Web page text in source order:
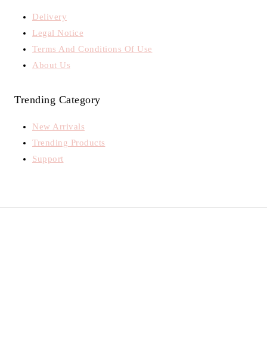
Delivery
Legal Notice
Terms And Conditions Of Use
About Us
Trending Category
New Arrivals
Trending Products
Support